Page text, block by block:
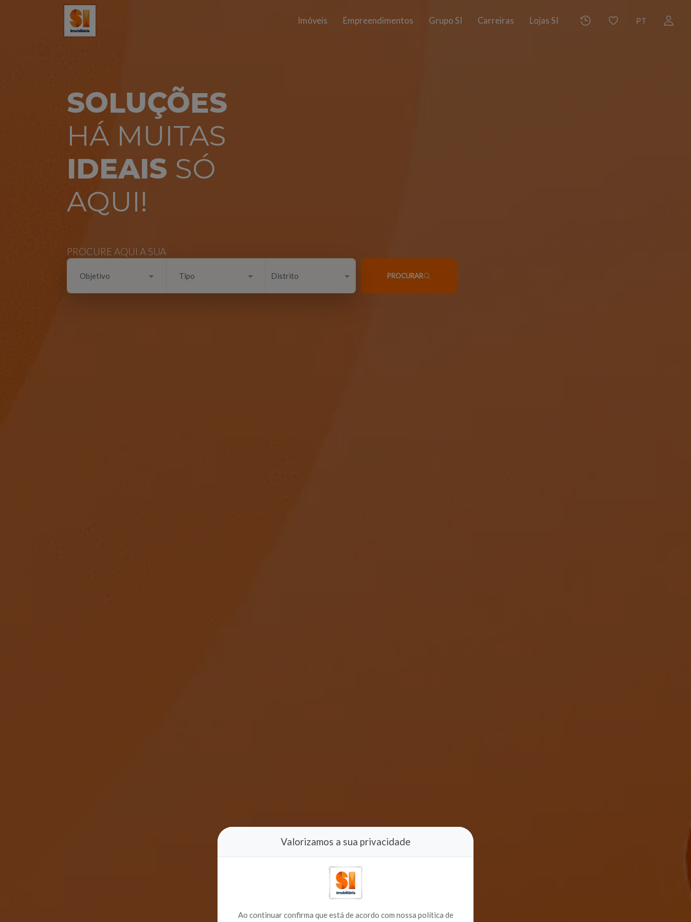
Imóveis Empreendimentos Grupo SI Carreiras Lojas SI PT
SOLUÇÕES
HÁ MUITAS
IDEAIS SÓ
AQUI!
PROCURE AQUI A SUA
Objetivo Tipo Distrito PROCURAR
Valorizamos a sua privacidade
Ao continuar confirma que está de acordo com nossa política de